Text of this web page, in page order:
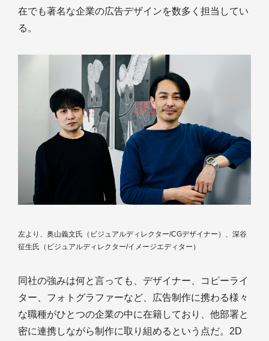
在でも著名な企業の広告デザインを数多く担当してい
る。
左より、奥山義文氏（ビジュアルディレクター/CGデザイナー）、深谷
征生氏（ビジュアルディレクター/イメージエディター）
同社の強みは何と言っても、デザイナー、コピーライ
ター、フォトグラファーなど、広告制作に携わる様々
な職種がひとつの企業の中に在籍しており、他部署と
密に連携しながら制作に取り組めるという点だ。2D